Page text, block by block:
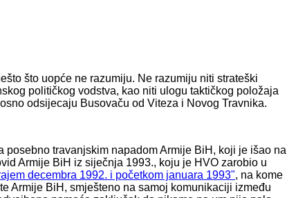
što uopće ne razumiju. Ne razumiju niti strateški
političkog vodstva, kao niti ulogu taktičkog položaja
odsijecaju Busovaču od Viteza i Novog Travnika.
travanjskim napadom Armije BiH, koji je išao na
Armije BiH iz siječnja 1993., koju je HVO zarobio u
decembra 1992. i početkom januara 1993", na kome
Armije BiH, smješteno na samoj komunikaciji između